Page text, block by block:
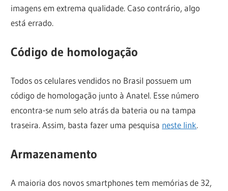
imagens em extrema qualidade. Caso contrário, algo
está errado.
Código de homologação
Todos os celulares vendidos no Brasil possuem um
código de homologação junto à Anatel. Esse número
encontra-se num selo atrás da bateria ou na tampa
traseira. Assim, basta fazer uma pesquisa neste link.
Armazenamento
A maioria dos novos smartphones tem memórias de 32,